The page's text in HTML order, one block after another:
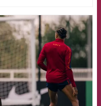
Barcelona badge